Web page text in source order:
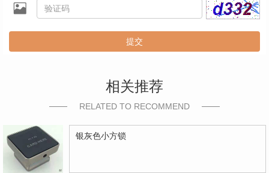
提交
相关推荐
RELATED TO RECOMMEND
银灰色小方锁